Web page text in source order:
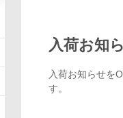
入荷お知
入荷お知らせを
す。